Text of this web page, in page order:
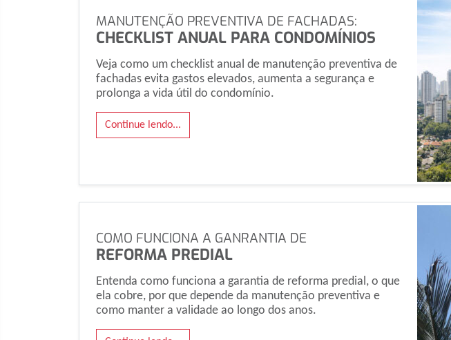
MANUTENÇÃO PREVENTIVA DE FACHADAS:
CHECKLIST ANUAL PARA CONDOMÍNIOS
Veja como um checklist anual de manutenção preventiva de
fachadas evita gastos elevados, aumenta a segurança e
prolonga a vida útil do condomínio.
Continue lendo...
COMO FUNCIONA A GANRANTIA DE
REFORMA PREDIAL
Entenda como funciona a garantia de reforma predial, o que
ela cobre, por que depende da manutenção preventiva e
como manter a validade ao longo dos anos.